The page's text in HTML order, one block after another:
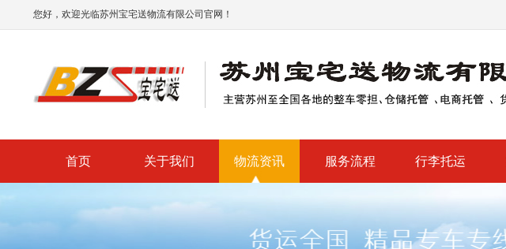
您好，欢迎光临苏州宝宅送物流有限公司官网！
首页 关于我们 物流资讯 服务流程 行李托运